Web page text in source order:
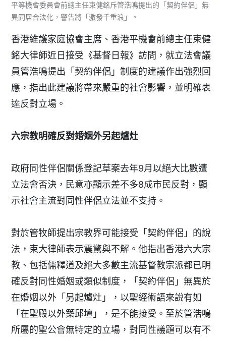
平等機會委員會前總主任束健銘斥管浩鳴提出的「契約伴侶」無
異同居合法化，警告將「激發千重浪」。
香港維護家庭協會主席、香港平機會前總主任束健
銘大律師近日接受《基督日報》訪問，就立法會議
員管浩鳴提出「契約伴侶」制度的建議作出強烈回
應，指出此建議將帶來嚴重的社會影響，並明確表
達反對立場。
六宗教明確反對婚姻外另起爐灶
政府同性伴侶關係登記草案去年9月以絕大比數遭
立法會否決，民意亦顯示差不多8成市民反對，顯
示社會主流對同性伴侶立法並不支持。
對於管牧師提出宗教界可能接受「契約伴侶」的說
法，束大律師表示震驚與不解。他指出香港六大宗
教、包括儒釋道及絕大多數主流基督教宗派都已明
確反對同性婚姻或類似制度，「契約伴侶」無異於
在婚姻以外「另起爐灶」，以聖經術語來說有如
「在聖殿以外築邱壇」，是不能接受。至於管浩鳴
所屬的聖公會無特定的立場，對同性議題可以有不